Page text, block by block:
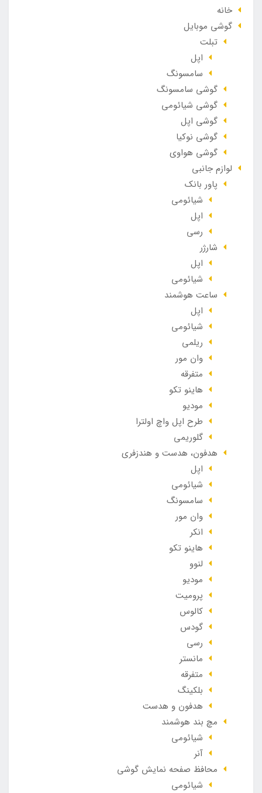
خانه
گوشی موبایل
تبلت
اپل
سامسونگ
گوشی سامسونگ
گوشی شیائومی
گوشی اپل
گوشی نوکیا
گوشی هواوی
لوازم جانبی
پاور بانک
شیائومی
اپل
رسی
شارژر
اپل
شیائومی
ساعت هوشمند
اپل
شیائومی
ریلمی
وان مور
متفرقه
هاینو تکو
مودیو
طرح اپل واچ اولترا
گلوریمی
هدفون، هدست و هندزفری
اپل
شیائومی
سامسونگ
وان مور
انکر
هاینو تکو
لنوو
مودیو
پرومیت
کالوس
گودس
رسی
مانستر
متفرقه
بلکینگ
هدفون و هدست
مچ بند هوشمند
شیائومی
آنر
محافظ صفحه نمایش گوشی
شیائومی